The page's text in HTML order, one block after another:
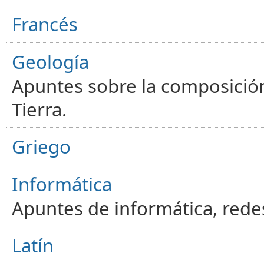
Francés
Geología
Apuntes sobre la
Tierra.
Griego
Informática
Apuntes de informática,
Latín